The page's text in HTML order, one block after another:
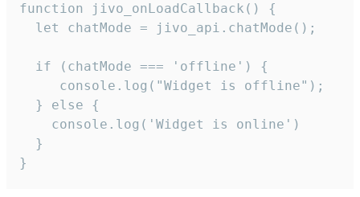
function jivo_onLoadCallback() {
  let chatMode = jivo_api.chatMode();
  if (chatMode === 'offline') {
     console.log("Widget is offline");
  } else {
    console.log('Widget is online')
  }
}